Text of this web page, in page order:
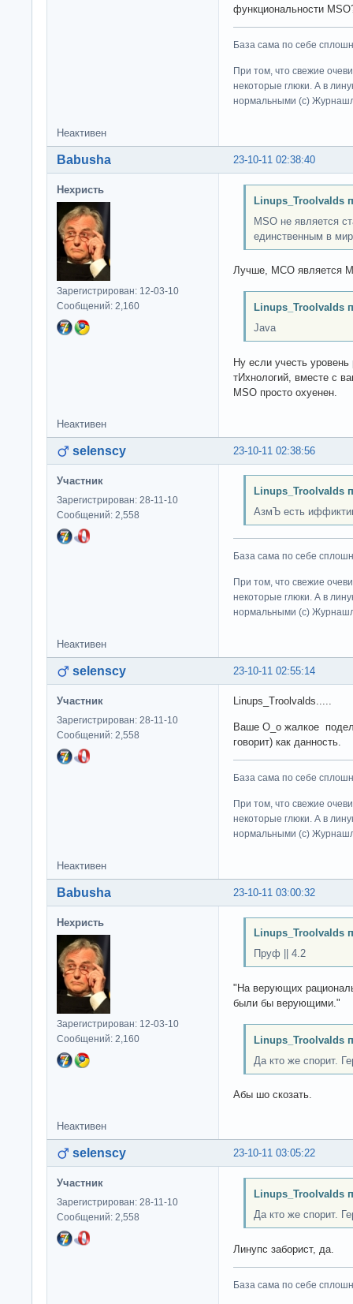
функциональности
База сама по себе
При том, что свежие
некоторые глюки. А в
нормальными (c)
Неактивен
23-10-11 02:38:40
Babusha
Нехристь
Зарегистрирован: 12-03-10
Сообщений: 2,160
Linups_Troolvalds
MSO не является
единственным в
Лучше, МСО является
Linups_Troolvalds
Java
Ну если учесть
тИхнологий, вместе с
MSO просто охуенен.
Неактивен
23-10-11 02:38:56
selenscy
Участник
Зарегистрирован: 28-11-10
Сообщений: 2,558
Linups_Troolvalds
АзмЪ есть
База сама по себе
При том, что свежие
некоторые глюки. А в
нормальными (c)
Неактивен
23-10-11 02:55:14
selenscy
Участник
Зарегистрирован: 28-11-10
Сообщений: 2,558
Linups_Troolvalds.....
Ваше О_о жалкое
говорит) как данность.
База сама по себе
При том, что свежие
некоторые глюки. А в
нормальными (c)
Неактивен
23-10-11 03:00:32
Babusha
Нехристь
Зарегистрирован: 12-03-10
Сообщений: 2,160
Linups_Troolvalds
Пруф || 4.2
"На верующих
были бы верующими."
Linups_Troolvalds
Да кто же спорит.
Абы шо скозать.
Неактивен
23-10-11 03:05:22
selenscy
Участник
Зарегистрирован: 28-11-10
Сообщений: 2,558
Linups_Troolvalds
Да кто же спорит.
Линупс заборист, да.
База сама по себе